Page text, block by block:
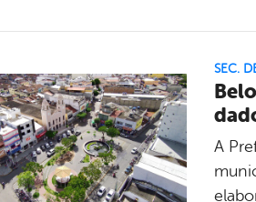
SEC.
A